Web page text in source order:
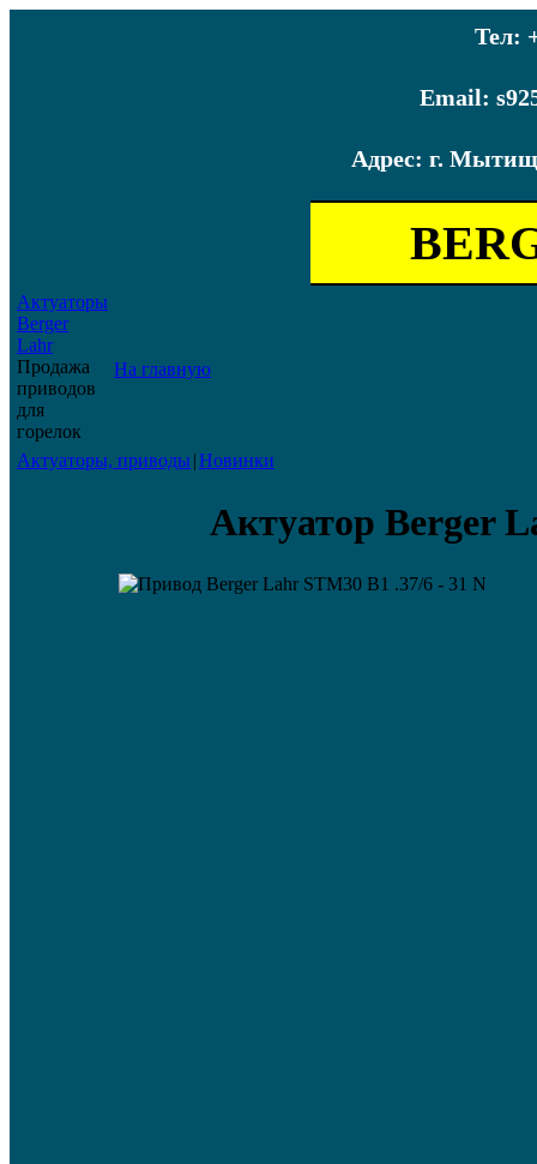
Тел:
Email:
Адрес: г.
Актуаторы
Berger
Lahr
Продажа
приводов
для
горелок
На главную
Актуаторы, приводы |Новинки
Актуатор Berger